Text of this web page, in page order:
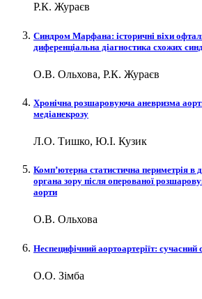
Р.К. Жураєв
Синдром Марфана: історичні віхи
диференціальна діагностика схожих
О.В. Ольхова, Р.К. Жураєв
Хронічна розшаровуюча аневризма
медіанекрозу
Л.О. Тишко, Ю.І. Кузик
Комп’ютерна статистична периметрія в
органа зору після оперованої
аорти
О.В. Ольхова
Неспецифічний аортоартеріїт: сучасний
О.О. Зімба